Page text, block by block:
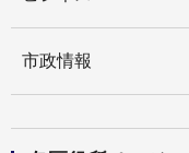
市政情報